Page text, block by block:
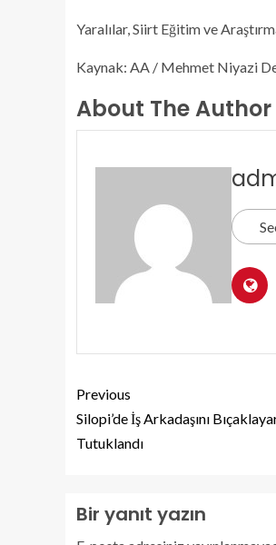
Yaralılar, Siirt Eğitim ve
Kaynak: AA / Mehmet Niyazi
About The Author
Previous
Silopi’de İş Arkadaşını
Tutuklandı
Bir yanıt yazın